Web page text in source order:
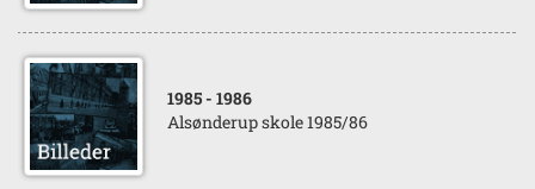
1985 - 1986
Alsønderup skole 1985/86